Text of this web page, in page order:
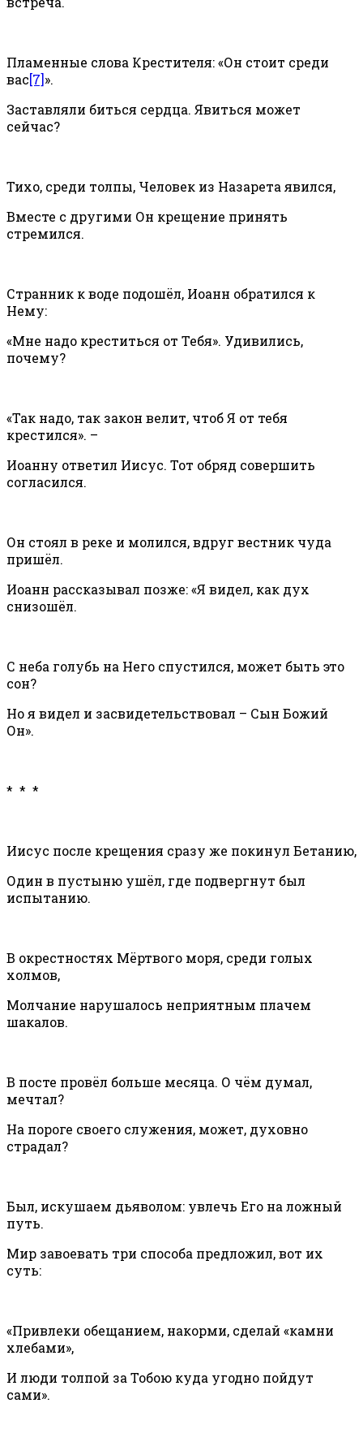
Пламенные слова Крестителя: «Он стоит среди
вас[7]».
Заставляли биться сердца. Явиться может
сейчас?
Тихо, среди толпы, Человек из Назарета явился,
Вместе с другими Он крещение принять
стремился.
Странник к воде подошёл, Иоанн обратился к
Нему:
«Мне надо креститься от Тебя». Удивились,
почему?
«Так надо, так закон велит, чтоб Я от тебя
крестился». –
Иоанну ответил Иисус. Тот обряд совершить
согласился.
Он стоял в реке и молился, вдруг вестник чуда
пришёл.
Иоанн рассказывал позже: «Я видел, как дух
снизошёл.
С неба голубь на Него спустился, может быть это
сон?
Но я видел и засвидетельствовал – Сын Божий
Он».
* * *
Иисус после крещения сразу же покинул Бетанию,
Один в пустыню ушёл, где подвергнут был
испытанию.
В окрестностях Мёртвого моря, среди голых
холмов,
Молчание нарушалось неприятным плачем
шакалов.
В посте провёл больше месяца. О чём думал,
мечтал?
На пороге своего служения, может, духовно
страдал?
Был, искушаем дьяволом: увлечь Его на ложный
путь.
Мир завоевать три способа предложил, вот их
суть:
«Привлеки обещанием, накорми, сделай «камни
хлебами»,
И люди толпой за Тобою куда угодно пойдут
сами».